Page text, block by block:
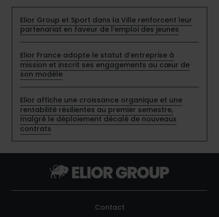
Elior Group et Sport dans la Ville renforcent leur
partenariat en faveur de l’emploi des jeunes
Elior France adopte le statut d’entreprise à
mission et inscrit ses engagements au cœur de
son modèle
Elior affiche une croissance organique et une
rentabilité résilientes au premier semestre,
malgré le déploiement décalé de nouveaux
contrats
Contact